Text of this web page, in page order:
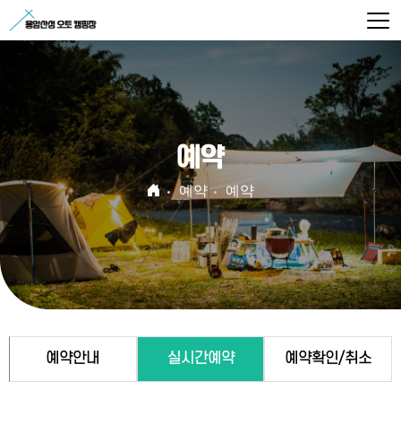
예약
예약 예약
예약안내 실시간예약 예약확인/취소